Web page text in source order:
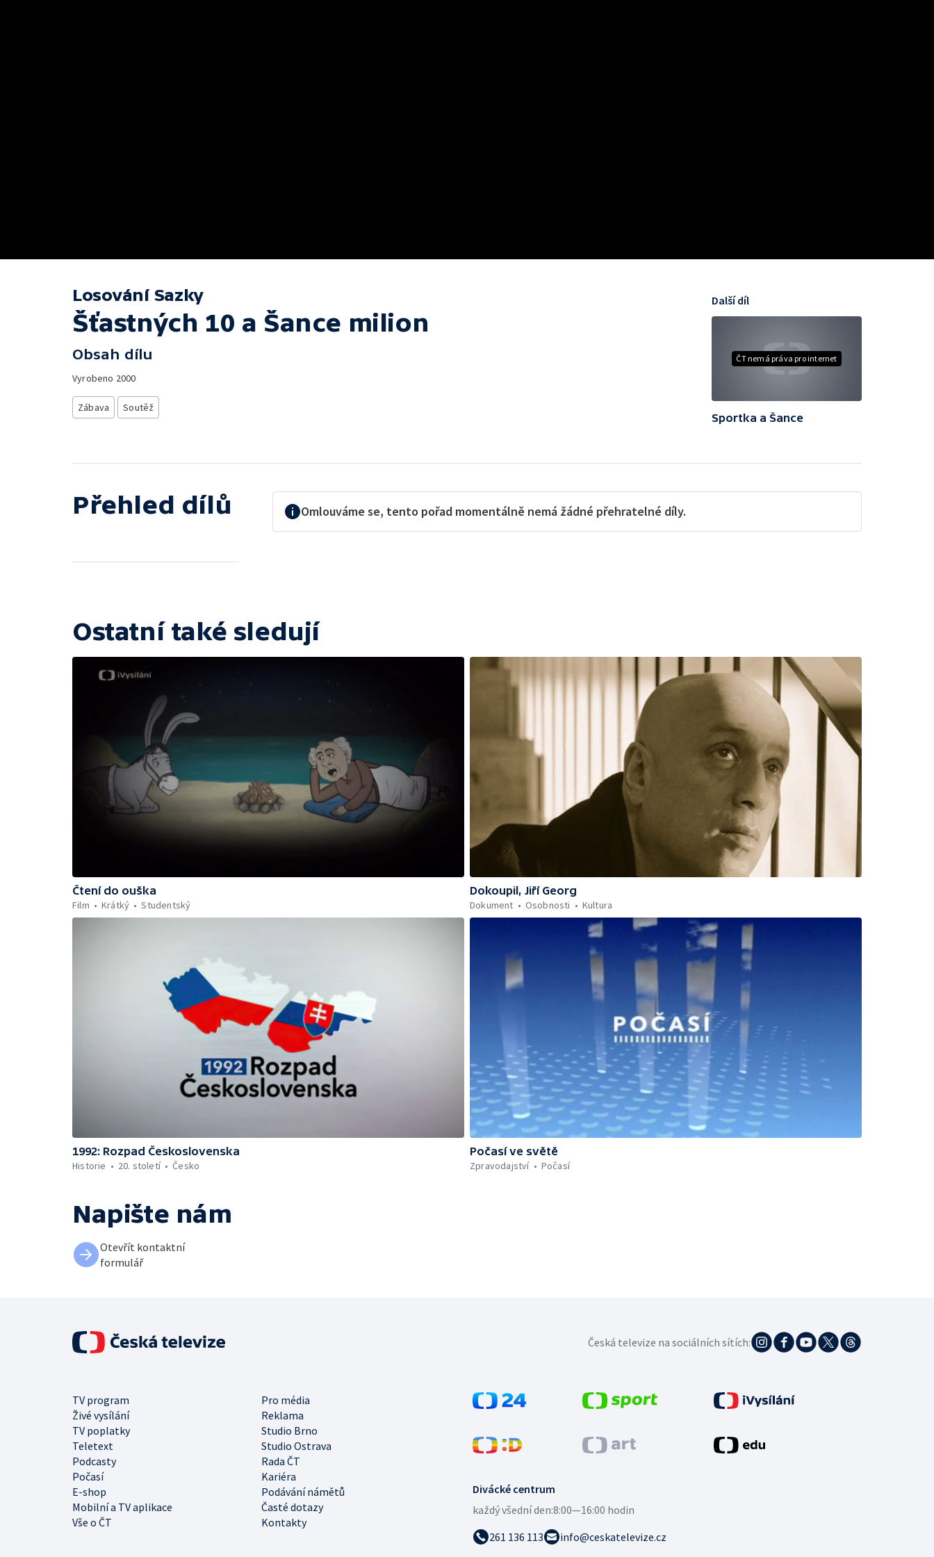
Losování Sazky
Šťastných 10 a Šance milion
Obsah dílu
Vyrobeno 2000
Zábava Soutěž
ČT nemá práva pro internet
Další díl
Sportka a Šance
Přehled dílů Omlouváme se, tento pořad momentálně nemá žádné přehratelné díly.
Ostatní také sledují
Čtení do ouška
Film
Krátký Studentský
Dokoupil, Jiří Georg
Dokument
Osobnosti Kultura
1992: Rozpad Československa
Historie
20. století Česko
Počasí ve světě
Zpravodajství
Počasí
Napište nám
Otevřít kontaktní
formulář
Divácké centrum
každý všední den:8:00—16:00 hodin
261 136 113
info@ceskatelevize.cz
TV program
Pro média
Živé vysílání
Reklama
TV poplatky
Studio Brno
Teletext
Studio Ostrava
Podcasty
Rada ČT
Počasí
Kariéra
E-shop
Podávání námětů
Mobilní a TV aplikace
Časté dotazy
Vše o ČT
Kontakty
Česká televize na sociálních sítích: